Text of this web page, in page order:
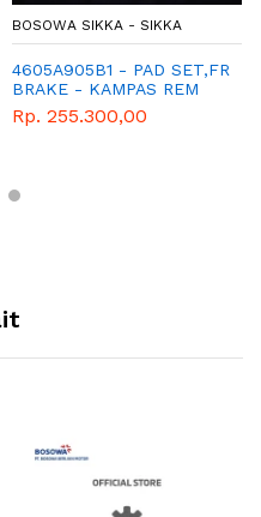
BOSOWA SIKKA - SIKKA
4605A905B1 - PAD SET,FR
BRAKE - KAMPAS REM
BELAKANG - GENUINE
SPAREPART MITSUBISHI
Rp. 255.300,00